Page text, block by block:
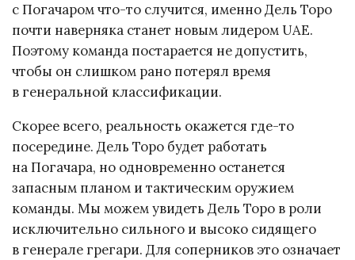
с Погачаром что-то случится, именно Дель Торо
почти наверняка станет новым лидером UAE.
Поэтому команда постарается не допустить,
чтобы он слишком рано потерял время
в генеральной классификации.
Скорее всего, реальность окажется где-то
посередине. Дель Торо будет работать
на Погачара, но одновременно останется
запасным планом и тактическим оружием
команды. Мы можем увидеть Дель Торо в роли
исключительно сильного и высоко сидящего
в генерале грегари. Для соперников это означает